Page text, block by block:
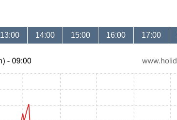
13:00 14:00 15:00 16:00 17:00